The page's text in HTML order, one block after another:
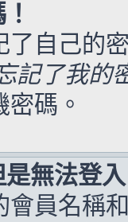
了自己的
記了我的
碼。
無法登
會員名稱